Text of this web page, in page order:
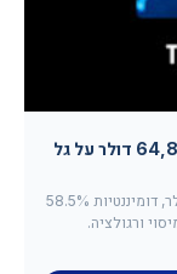
ניתוח Bitcoin: BTC נכנס לאוגוסט סביב 64,800 דולר על גל
ניתוח Bitcoin לאוגוסט 2026: מחיר סביב 64,846 דולר, דומיננטיות 58.5%
ורגולציה.